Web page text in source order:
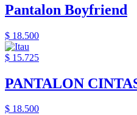
Pantalon Boyfriend
$ 18.500
$ 15.725
PANTALON
$ 18.500